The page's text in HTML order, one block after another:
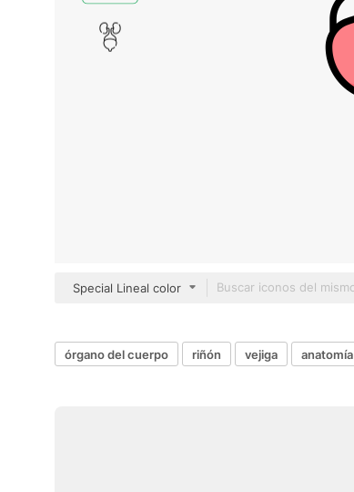
Special Lineal color
órgano del cuerpo riñón vejiga anatomía